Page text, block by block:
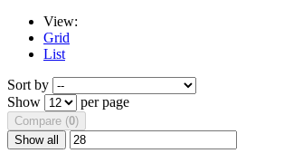
View:
Grid
List
Sort by
Show
per page
Compare (0)
Show all